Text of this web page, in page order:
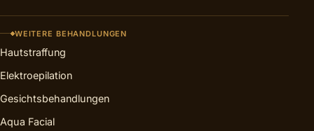
WEITERE BEHANDLUNGEN
Hautstraffung
Elektroepilation
Gesichtsbehandlungen
Aqua Facial